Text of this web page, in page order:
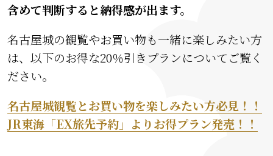
含めて判断すると納得感が出ます。
名古屋城の観覧やお買い物も一緒に楽しみたい方
は、以下のお得な20％引きプランについてご覧く
ださい。
名古屋城観覧とお買い物を楽しみたい方必見！！
JR東海「EX旅先予約」よりお得プラン発売！！